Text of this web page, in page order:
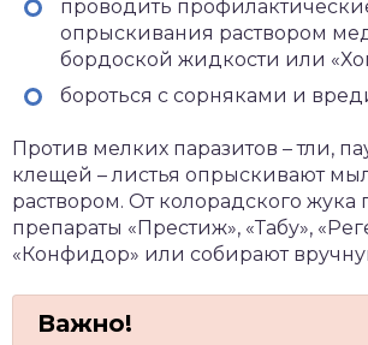
проводить
опрыскивания раствором
бордоской жидкости или
бороться с сорняками и
Против мелких паразитов – тли,
клещей – листья опрыскивают
раствором. От колорадского
препараты «Престиж», «Табу»,
«Конфидор» или собирают